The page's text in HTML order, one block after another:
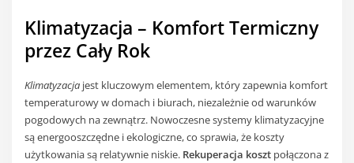
Klimatyzacja – Komfort Termiczny
przez Cały Rok
Klimatyzacja jest kluczowym elementem, który zapewnia komfort
temperaturowy w domach i biurach, niezależnie od warunków
pogodowych na zewnątrz. Nowoczesne systemy klimatyzacyjne
są energooszczędne i ekologiczne, co sprawia, że koszty
użytkowania są relatywnie niskie. Rekuperacja koszt połączona z